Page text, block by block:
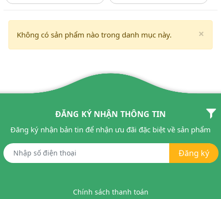
×
Không có sản phẩm nào trong danh mục này.
ĐĂNG KÝ NHẬN THÔNG TIN
Đăng ký nhận bản tin để nhận ưu đãi đặc biệt về sản phẩm
Đăng ký
Chính sách thanh toán